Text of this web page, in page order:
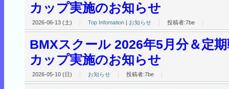
カップ実施のお知らせ
2026-06-13 (土) Top Infomation | お知らせ 投稿者:7be
BMXスクール 2026年5月分＆定
カップ実施のお知らせ
2026-05-10 (日) お知らせ 投稿者:7be